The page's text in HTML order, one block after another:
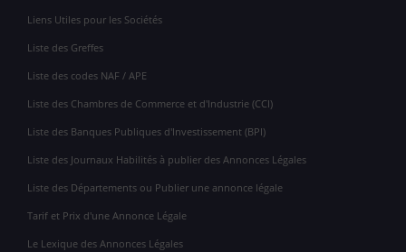
Liens Utiles pour les Sociétés
Liste des Greffes
Liste des codes NAF / APE
Liste des Chambres de Commerce et d'Industrie (CCI)
Liste des Banques Publiques d'Investissement (BPI)
Liste des Journaux Habilités à publier des Annonces Légales
Liste des Départements ou Publier une annonce légale
Tarif et Prix d'une Annonce Légale
Le Lexique des Annonces Légales